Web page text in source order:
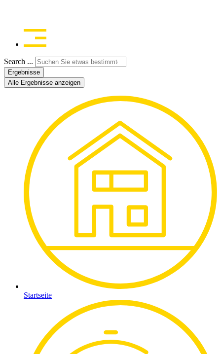
Search ...
Ergebnisse
Alle Ergebnisse anzeigen
Startseite